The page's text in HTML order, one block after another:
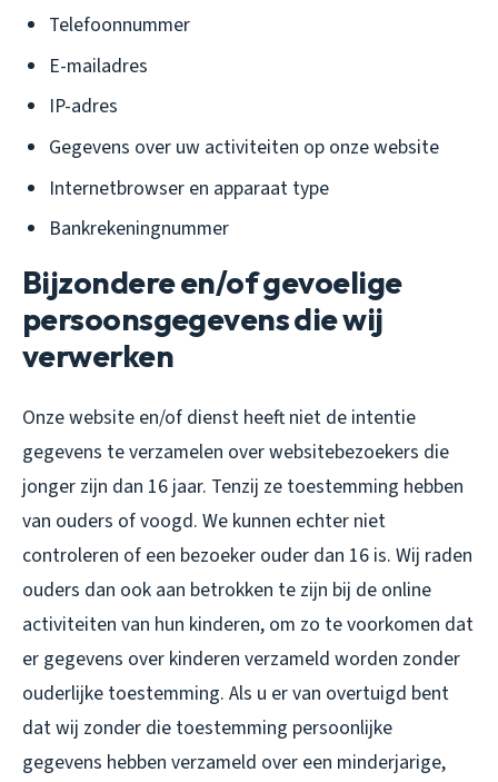
Telefoonnummer
E-mailadres
IP-adres
Gegevens over uw activiteiten op onze website
Internetbrowser en apparaat type
Bankrekeningnummer
Bijzondere en/of gevoelige
persoonsgegevens die wij
verwerken
Onze website en/of dienst heeft niet de intentie
gegevens te verzamelen over websitebezoekers die
jonger zijn dan 16 jaar. Tenzij ze toestemming hebben
van ouders of voogd. We kunnen echter niet
controleren of een bezoeker ouder dan 16 is. Wij raden
ouders dan ook aan betrokken te zijn bij de online
activiteiten van hun kinderen, om zo te voorkomen dat
er gegevens over kinderen verzameld worden zonder
ouderlijke toestemming. Als u er van overtuigd bent
dat wij zonder die toestemming persoonlijke
gegevens hebben verzameld over een minderjarige,